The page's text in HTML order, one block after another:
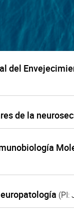
del
de la
(PI: